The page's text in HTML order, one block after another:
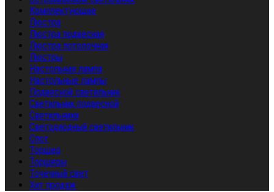
Комплектующие
Люстра
Люстра подвесная
Люстра потолочная
Люстры
Настольная лампа
Настольные лампы
Подвесной светильник
Светильник подвесной
Светильники
Светодиодный светильник
Спот
Торшер
Торшеры
Точечный свет
Хит продаж